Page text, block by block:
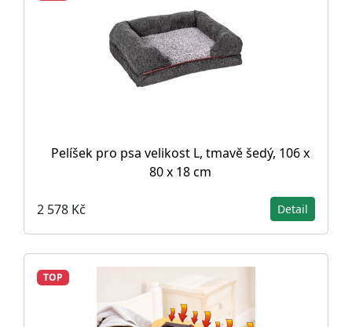
Pelíšek pro psa velikost L, tmavě šedý, 106 x
80 x 18 cm
2 578 Kč Detail
TOP